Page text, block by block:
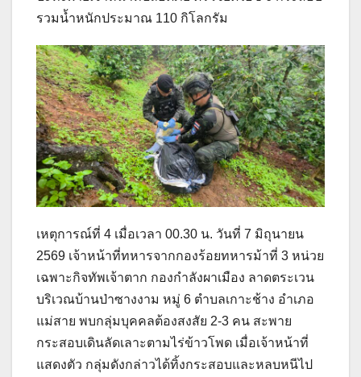
รวมน้ำหนักประมาณ 110 กิโลกรัม
เหตุการณ์ที่ 4 เมื่อเวลา 00.30 น. วันที่ 7 มิถุนายน
2569 เจ้าหน้าที่ทหารจากกองร้อยทหารม้าที่ 3 หน่วย
เฉพาะกิจทัพเจ้าตาก กองกำลังผาเมือง ลาดตระเวน
บริเวณบ้านป่าซางงาม หมู่ 6 ตำบลเกาะช้าง อำเภอ
แม่สาย พบกลุ่มบุคคลต้องสงสัย 2-3 คน สะพาย
กระสอบเดินลัดเลาะตามไร่ข้าวโพด เมื่อเจ้าหน้าที่
แสดงตัว กลุ่มดังกล่าวได้ทิ้งกระสอบและหลบหนีไป